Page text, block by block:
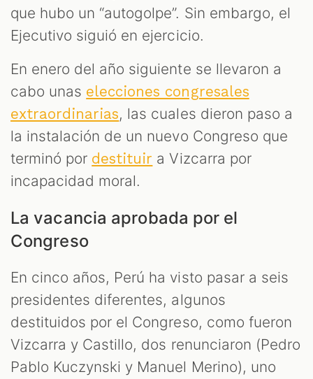
que hubo un “autogolpe”. Sin embargo, el
Ejecutivo siguió en ejercicio.
En enero del año siguiente se llevaron a
cabo unas elecciones congresales
extraordinarias, las cuales dieron paso a
la instalación de un nuevo Congreso que
terminó por destituir a Vizcarra por
incapacidad moral.
La vacancia aprobada por el
Congreso
En cinco años, Perú ha visto pasar a seis
presidentes diferentes, algunos
destituidos por el Congreso, como fueron
Vizcarra y Castillo, dos renunciaron (Pedro
Pablo Kuczynski y Manuel Merino), uno